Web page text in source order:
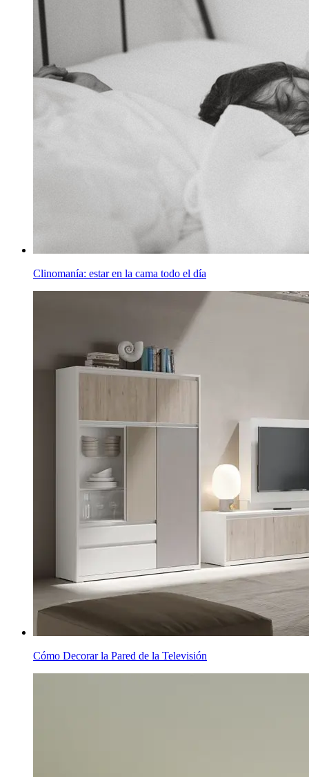
Clinomanía: estar en la cama todo el día
Cómo Decorar la Pared de la Televisión